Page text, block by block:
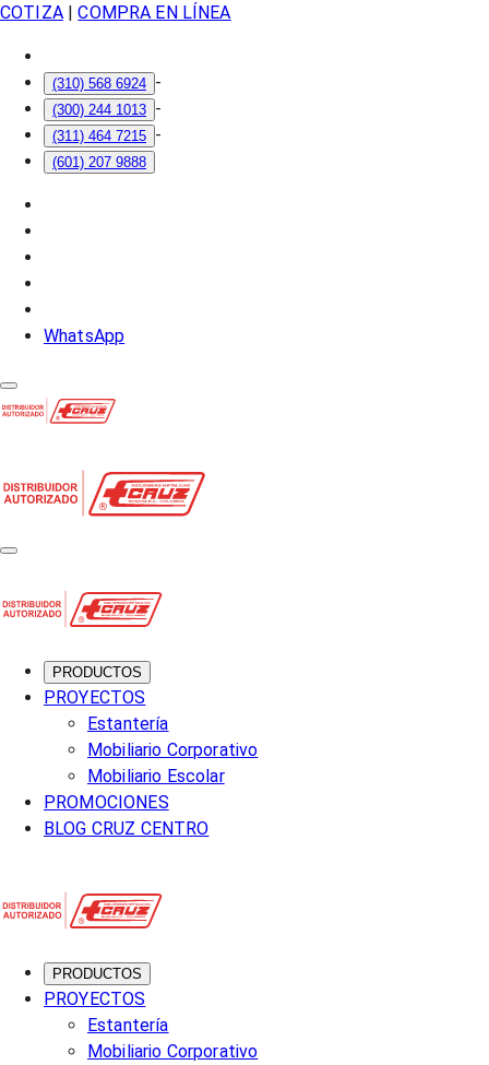
COTIZA| COMPRA EN LÍNEA
(310) 568 6924 -
(300) 244 1013 -
(311) 464 7215 -
(601) 207 9888
WhatsApp
PRODUCTOS
PROYECTOS
Estantería
Mobiliario Corporativo
Mobiliario Escolar
PROMOCIONES
BLOG CRUZ CENTRO
PRODUCTOS
PROYECTOS
Estantería
Mobiliario Corporativo